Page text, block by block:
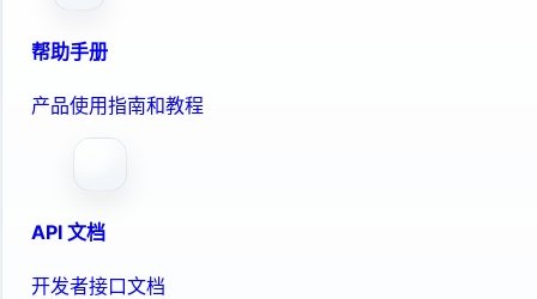
帮助手册
产品使用指南和教程
API 文档
开发者接口文档